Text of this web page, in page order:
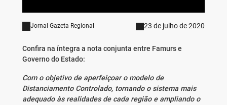
Jornal Gazeta Regional 23 de julho de 2020
Confira na íntegra a nota conjunta entre Famurs e
Governo do Estado:
Com o objetivo de aperfeiçoar o modelo de
Distanciamento Controlado, tornando o sistema mais
adequado às realidades de cada região e ampliando o